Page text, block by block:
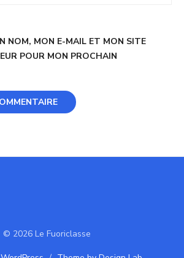
NOM, MON E-MAIL ET MON SITE
POUR MON PROCHAIN
© 2026 Le Fuoriclasse